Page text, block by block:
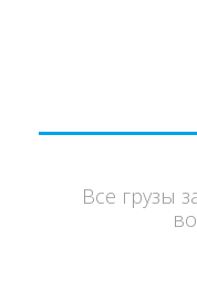
Все грузы